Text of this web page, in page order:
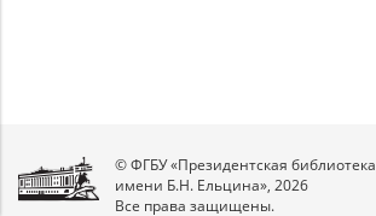
© ФГБУ «Президентская библиотека
имени Б.Н. Ельцина», 2026
Все права защищены.